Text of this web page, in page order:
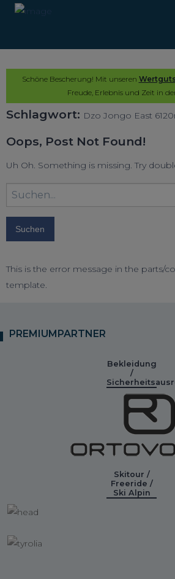
Schöne Bescherung! Mit unseren
Freude, Erlebnis und Zeit in
Schlagwort: Dzo Jongo East
Oops, Post Not Found!
Uh Oh. Something is missing. Try
Suchbegriff
eingeben:
This is the error message in the parts/
template.
PREMIUMPARTNER
Bekleidung
/
Skitour /
Freeride /
Ski Alpin